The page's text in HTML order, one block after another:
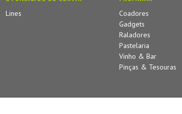
Lines
Coadores
Gadgets
Raladores
Pastelaria
Vinho & Bar
Pinças & Tesouras